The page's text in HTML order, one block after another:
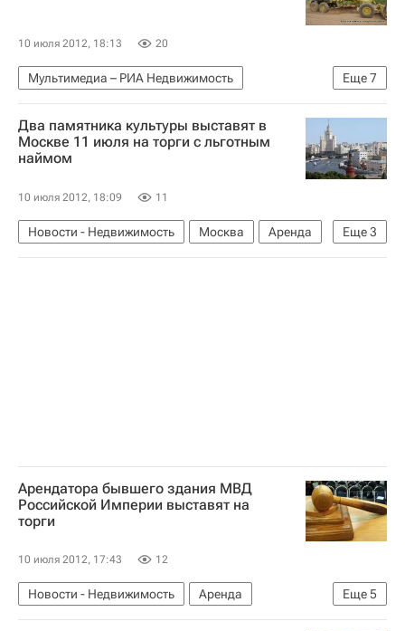
10 июля 2012, 18:13 20
Еще7
Мультимедиа – РИА Недвижимость
Мультимедиа
Москва Ремонт
Дороги
Инфраструктура
"Новая" Москва
Два памятника культуры выставят в
Москве 11 июля на торги с льготным
наймом
10 июля 2012, 18:09 11
Еще3
Новости - Недвижимость Москва
Аренда
Памятники
Торги Россия
Арендатора бывшего здания МВД
Российской Империи выставят на
торги
10 июля 2012, 17:43 12
Еще5
Новости - Недвижимость
Аренда
Санкт-Петербург
Торги
Акции